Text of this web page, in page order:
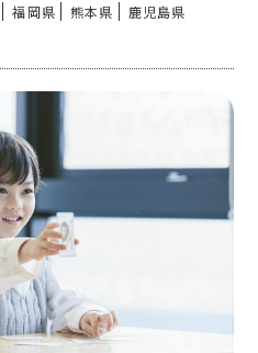
福岡県 熊本県 鹿児島県